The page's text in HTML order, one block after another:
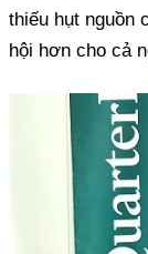
thiếu hụt nguồn
hội hơn cho cả